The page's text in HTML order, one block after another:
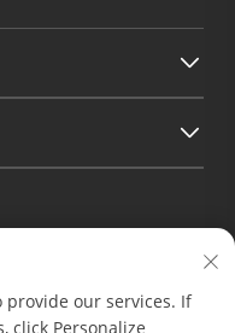
Area of chengdu
Sichuan China
provide our services. If
click Personalize